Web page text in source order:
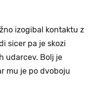
izogibal kontaktu z
sicer pa je skozi
udarcev. Bolj je
mu je po dvoboju